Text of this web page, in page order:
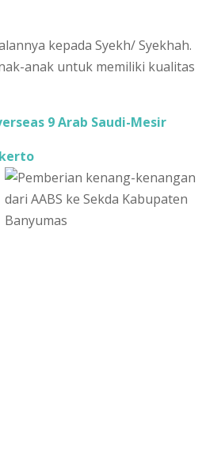
kepada Syekh/ Syekhah.
anak untuk memiliki kualitas
9 Arab Saudi-Mesir